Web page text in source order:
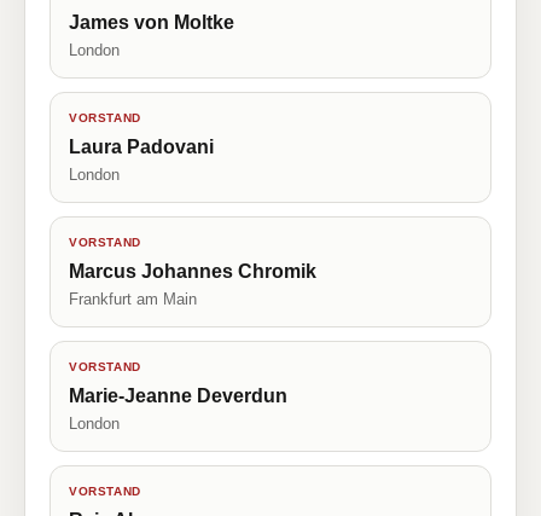
James von Moltke
London
VORSTAND
Laura Padovani
London
VORSTAND
Marcus Johannes Chromik
Frankfurt am Main
VORSTAND
Marie-Jeanne Deverdun
London
VORSTAND